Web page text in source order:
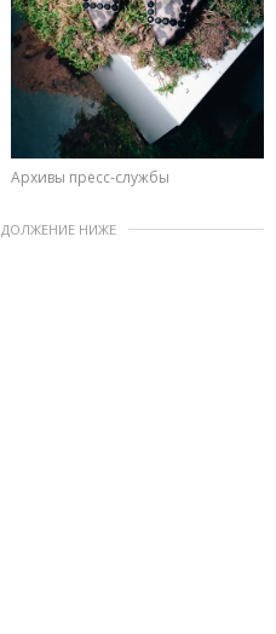
Архивы пресс-службы
НИЖЕ